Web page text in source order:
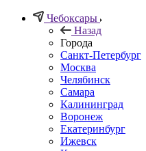
Чебоксары
Назад
Города
Санкт-Петербург
Москва
Челябинск
Самара
Калининград
Воронеж
Екатеринбург
Ижевск